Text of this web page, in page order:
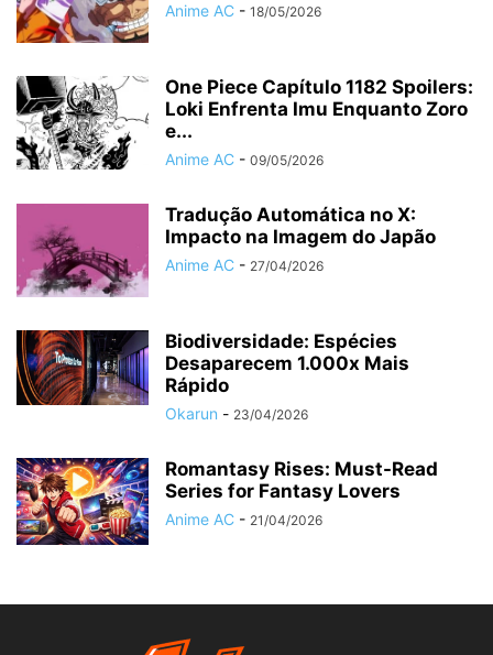
Anime AC - 18/05/2026
One Piece Capítulo 1182 Spoilers:
Loki Enfrenta Imu Enquanto Zoro
e...
Anime AC - 09/05/2026
Tradução Automática no X:
Impacto na Imagem do Japão
Anime AC - 27/04/2026
Biodiversidade: Espécies
Desaparecem 1.000x Mais
Rápido
Okarun - 23/04/2026
Romantasy Rises: Must-Read
Series for Fantasy Lovers
Anime AC - 21/04/2026